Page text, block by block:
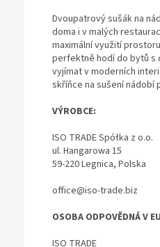
Dvoupatrový sušák na
doma i v malých
maximální využití
perfektně hodí do bytů s
vyjímat v moderních
skříňce na sušení nádobí
VÝROBCE:
ISO TRADE Spółka z o.o.
ul. Hangarowa 15
59-220 Legnica, Polska
office@iso-trade.biz
OSOBA ODPOVĚDNÁ V
ISO TRADE